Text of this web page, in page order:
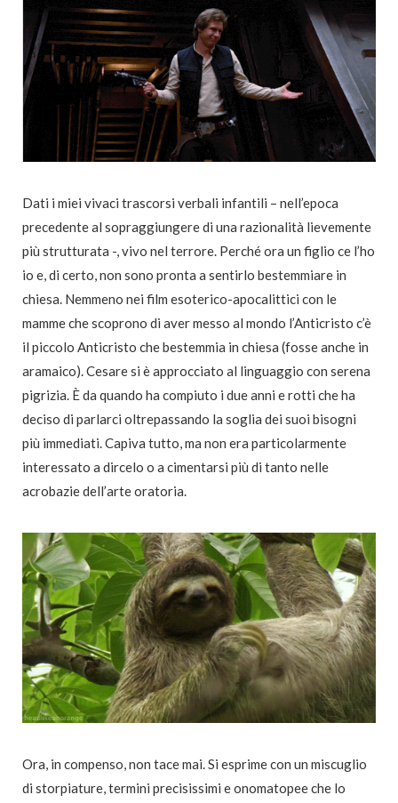
Dati i miei vivaci trascorsi verbali infantili – nell’epoca
precedente al sopraggiungere di una razionalità lievemente
più strutturata -, vivo nel terrore. Perché ora un figlio ce l’ho
io e, di certo, non sono pronta a sentirlo bestemmiare in
chiesa. Nemmeno nei film esoterico-apocalittici con le
mamme che scoprono di aver messo al mondo l’Anticristo c’è
il piccolo Anticristo che bestemmia in chiesa (fosse anche in
aramaico). Cesare si è approcciato al linguaggio con serena
pigrizia. È da quando ha compiuto i due anni e rotti che ha
deciso di parlarci oltrepassando la soglia dei suoi bisogni
più immediati. Capiva tutto, ma non era particolarmente
interessato a dircelo o a cimentarsi più di tanto nelle
acrobazie dell’arte oratoria.
Ora, in compenso, non tace mai. Si esprime con un miscuglio
di storpiature, termini precisissimi e onomatopee che lo